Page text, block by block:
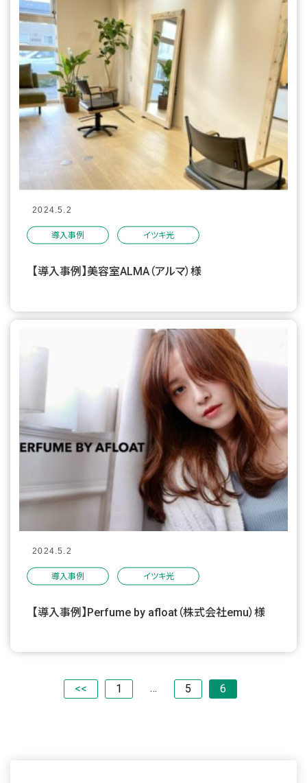
2024.5.2
導入事例 イツキ光
【導入事例】美容室ALMA（アルマ）様
2024.5.2
導入事例 イツキ光
【導入事例】Perfume by afloat（株式会社emu）様
<< 1 … 5 6